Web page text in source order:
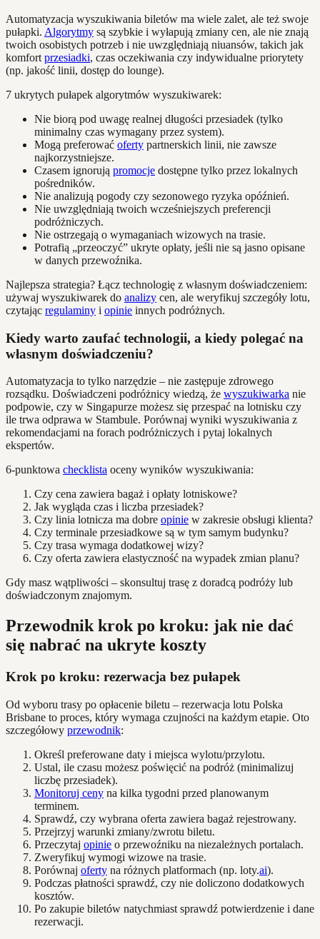
Automatyzacja wyszukiwania biletów ma wiele zalet, ale też swoje
pułapki. Algorytmy są szybkie i wyłapują zmiany cen, ale nie znają
twoich osobistych potrzeb i nie uwzględniają niuansów, takich jak
komfort przesiadki, czas oczekiwania czy indywidualne priorytety
(np. jakość linii, dostęp do lounge).
7 ukrytych pułapek algorytmów wyszukiwarek:
Nie biorą pod uwagę realnej długości przesiadek (tylko
minimalny czas wymagany przez system).
Mogą preferować oferty partnerskich linii, nie zawsze
najkorzystniejsze.
Czasem ignorują promocje dostępne tylko przez lokalnych
pośredników.
Nie analizują pogody czy sezonowego ryzyka opóźnień.
Nie uwzględniają twoich wcześniejszych preferencji
podróżniczych.
Nie ostrzegają o wymaganiach wizowych na trasie.
Potrafią „przeoczyć” ukryte opłaty, jeśli nie są jasno opisane
w danych przewoźnika.
Najlepsza strategia? Łącz technologię z własnym doświadczeniem:
używaj wyszukiwarek do analizy cen, ale weryfikuj szczegóły lotu,
czytając regulaminy i opinie innych podróżnych.
Kiedy warto zaufać technologii, a kiedy polegać na
własnym doświadczeniu?
Automatyzacja to tylko narzędzie – nie zastępuje zdrowego
rozsądku. Doświadczeni podróżnicy wiedzą, że wyszukiwarka nie
podpowie, czy w Singapurze możesz się przespać na lotnisku czy
ile trwa odprawa w Stambule. Porównaj wyniki wyszukiwania z
rekomendacjami na forach podróżniczych i pytaj lokalnych
ekspertów.
6-punktowa checklista oceny wyników wyszukiwania:
Czy cena zawiera bagaż i opłaty lotniskowe?
Jak wygląda czas i liczba przesiadek?
Czy linia lotnicza ma dobre opinie w zakresie obsługi klienta?
Czy terminale przesiadkowe są w tym samym budynku?
Czy trasa wymaga dodatkowej wizy?
Czy oferta zawiera elastyczność na wypadek zmian planu?
Gdy masz wątpliwości – skonsultuj trasę z doradcą podróży lub
doświadczonym znajomym.
Przewodnik krok po kroku: jak nie dać
się nabrać na ukryte koszty
Krok po kroku: rezerwacja bez pułapek
Od wyboru trasy po opłacenie biletu – rezerwacja lotu Polska
Brisbane to proces, który wymaga czujności na każdym etapie. Oto
szczegółowy przewodnik:
Określ preferowane daty i miejsca wylotu/przylotu.
Ustal, ile czasu możesz poświęcić na podróż (minimalizuj
liczbę przesiadek).
Monitoruj ceny na kilka tygodni przed planowanym
terminem.
Sprawdź, czy wybrana oferta zawiera bagaż rejestrowany.
Przejrzyj warunki zmiany/zwrotu biletu.
Przeczytaj opinie o przewoźniku na niezależnych portalach.
Zweryfikuj wymogi wizowe na trasie.
Porównaj oferty na różnych platformach (np. loty.ai).
Podczas płatności sprawdź, czy nie doliczono dodatkowych
kosztów.
Po zakupie biletów natychmiast sprawdź potwierdzenie i dane
rezerwacji.